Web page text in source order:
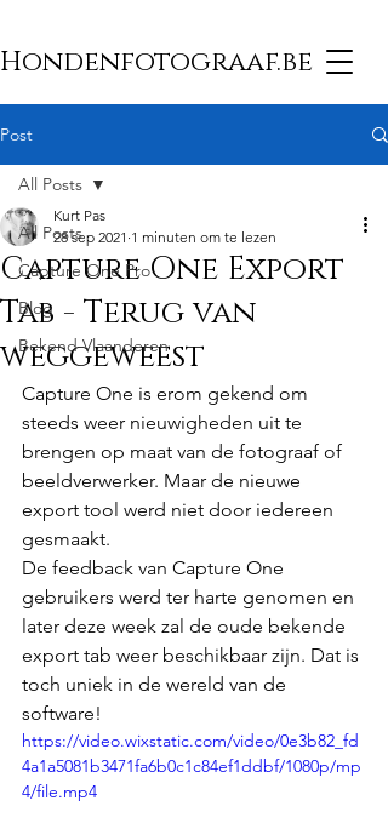
Hondenfotograaf.be
Post
All Posts
Capture One Pro
Blog
Bekend Vlaanderen
All Posts
Capture One Export
Tab - Terug van
weggeweest
Kurt Pas
28 sep 2021 1 minuten om te lezen
Capture One is erom gekend om
steeds weer nieuwigheden uit te
brengen op maat van de fotograaf of
beeldverwerker. Maar de nieuwe
export tool werd niet door iedereen
gesmaakt.
De feedback van Capture One
gebruikers werd ter harte genomen en
later deze week zal de oude bekende
export tab weer beschikbaar zijn. Dat is
toch uniek in de wereld van de
software!
https://video.wixstatic.com/video/0e3b82_fd
4a1a5081b3471fa6b0c1c84ef1ddbf/1080p/mp
4/file.mp4